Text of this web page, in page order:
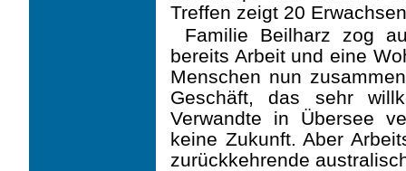
Treffen zeigt 20
Familie Beilharz zog
bereits Arbeit und eine
Menschen nun
Ge­schäft, das sehr
Verwandte in Übersee
keine Zukunft. Aber
zurückkehrende